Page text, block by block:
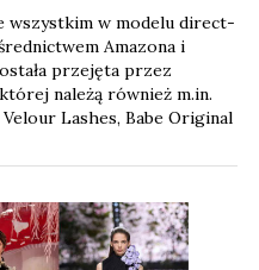
wszystkim w modelu direct-
Amazona i
przejęta przez
należą również m.in.
Lashes, Babe Original